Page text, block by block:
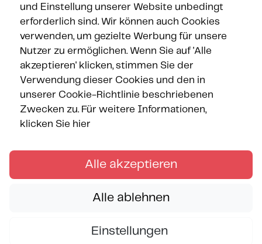
Gesicherte Zahlung
und Einstellung unserer Website unbedingt
erforderlich sind. Wir können auch Cookies
verwenden, um gezielte Werbung für unsere
Nutzer zu ermöglichen. Wenn Sie auf 'Alle
akzeptieren' klicken, stimmen Sie der
Verwendung dieser Cookies und den in
unserer Cookie-Richtlinie beschriebenen
Zwecken zu. Für weitere Informationen,
klicken Sie hier
Alle akzeptieren
Alle ablehnen
Einstellungen